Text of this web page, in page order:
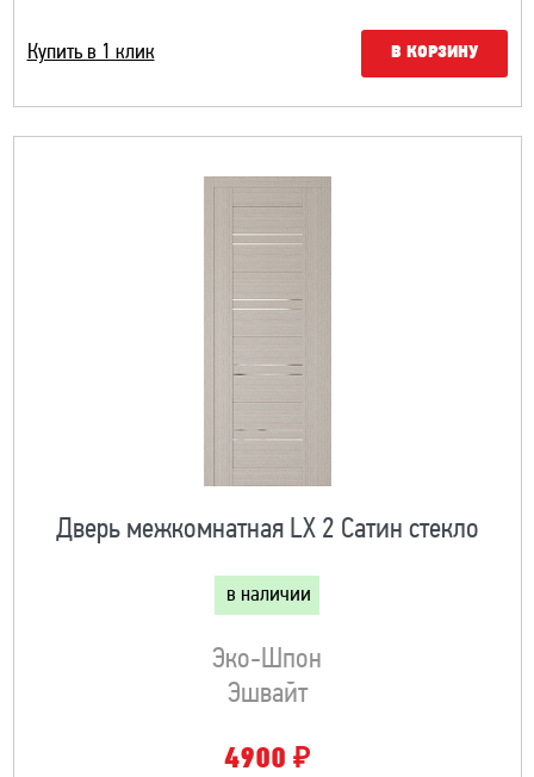
Купить в 1 клик В КОРЗИНУ
Дверь межкомнатная LX 2 Сатин стекло
в наличии
Эко-Шпон
Эшвайт
4900 ₽